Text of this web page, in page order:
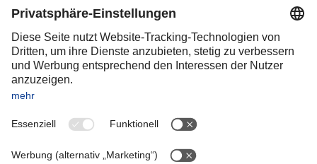
Romania
Slovakia
Spain
Sweden
Switzerland
OCEANIA